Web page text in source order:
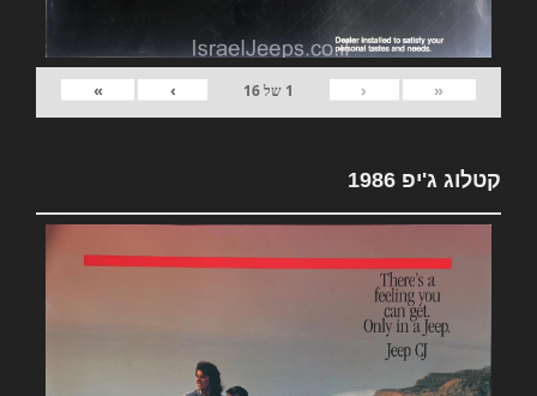
«
‹
1 של16
›
»
קטלוג ג'יפ 1986